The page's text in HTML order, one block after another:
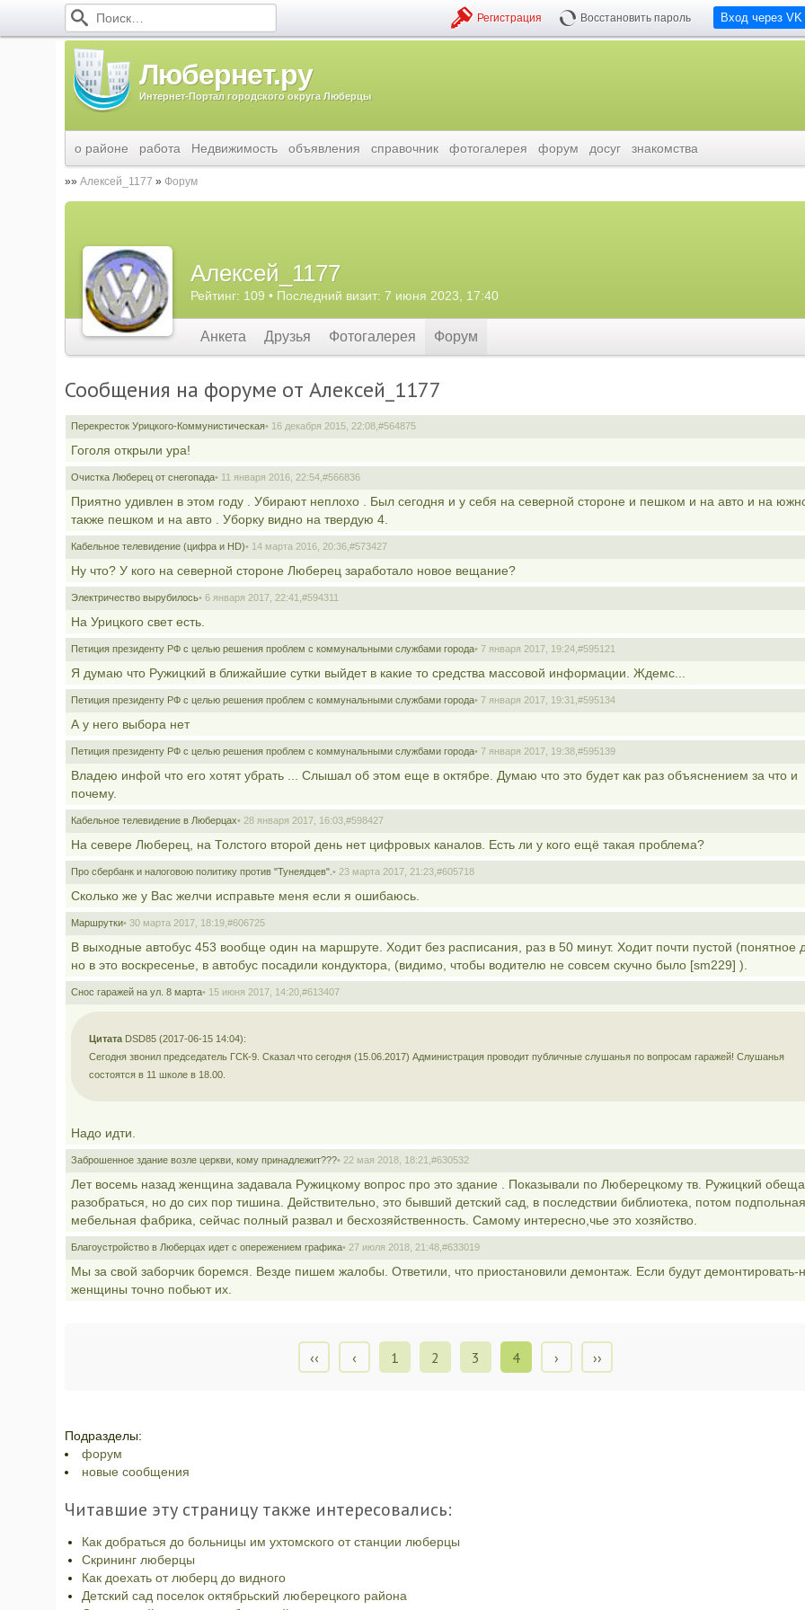
Вход через VK
Регистрация Восстановить пароль
Любернет.ру
Интернет-Портал городского округа Люберцы
о районе работа Недвижимость объявления справочник фотогалерея форум досуг знакомства
Алексей_1177 Форум
Алексей_1177
Рейтинг: 109 • Последний визит: 7 июня 2023, 17:40
Анкета Друзья Фотогалерея Форум
Сообщения на форуме от Алексей_1177
Перекресток Урицкого-Коммунистическая• 16 декабря 2015, 22:08, #564875
Гоголя открыли ура!
Очистка Люберец от снегопада• 11 января 2016, 22:54, #566836
Приятно удивлен в этом году . Убирают неплохо . Был сегодня и у себя на северной стороне и пешком и на авто и на
также пешком и на авто . Уборку видно на твердую 4.
Кабельное телевидение (цифра и HD)• 14 марта 2016, 20:36, #573427
Ну что? У кого на северной стороне Люберец заработало новое вещание?
Электричество вырубилось• 6 января 2017, 22:41, #594311
На Урицкого свет есть.
Петиция президенту РФ с целью решения проблем с коммунальными службами города• 7 января 2017, 19:24, #595121
Я думаю что Ружицкий в ближайшие сутки выйдет в какие то средства массовой информации. Ждемс...
Петиция президенту РФ с целью решения проблем с коммунальными службами города• 7 января 2017, 19:31, #595134
А у него выбора нет
Петиция президенту РФ с целью решения проблем с коммунальными службами города• 7 января 2017, 19:38, #595139
Владею инфой что его хотят убрать ... Слышал об этом еще в октябре. Думаю что это будет как раз объяснением за что и
почему.
Кабельное телевидение в Люберцах• 28 января 2017, 16:03, #598427
На севере Люберец, на Толстого второй день нет цифровых каналов. Есть ли у кого ещё такая проблема?
Про сбербанк и налоговою политику против "Тунеядцев". • 23 марта 2017, 21:23, #605718
Сколько же у Вас желчи исправьте меня если я ошибаюсь.
Маршрутки• 30 марта 2017, 18:19, #606725
В выходные автобус 453 вообще один на маршруте. Ходит без расписания, раз в 50 минут. Ходит почти пустой (понятное
но в это воскресенье, в автобус посадили кондуктора, (видимо, чтобы водителю не совсем скучно было [sm229] ).
Снос гаражей на ул. 8 марта• 15 июня 2017, 14:20, #613407
Цитата DSD85 (2017-06-15 14:04):
Сегодня звонил председатель ГСК-9. Сказал что сегодня (15.06.2017) Администрация проводит публичные слушанья по вопросам гаражей! Слушанья
состоятся в 11 школе в 18.00.
Надо идти.
Заброшенное здание возле церкви, кому принадлежит???• 22 мая 2018, 18:21, #630532
Лет восемь назад женщина задавала Ружицкому вопрос про это здание . Показывали по Люберецкому тв. Ружицкий
разобраться, но до сих пор тишина. Действительно, это бывший детский сад, в последствии библиотека, потом подпольная
мебельная фабрика, сейчас полный развал и бесхозяйственность. Самому интересно,чье это хозяйство.
Благоустройство в Люберцах идет с опережением графика• 27 июля 2018, 21:48, #633019
Мы за свой заборчик боремся. Везде пишем жалобы. Ответили, что приостановили демонтаж. Если будут демонтировать-
женщины точно побьют их.
‹‹ ‹ 1 2 3 4 › ››
Подразделы:
форум
новые сообщения
Читавшие эту страницу также интересовались:
Как добраться до больницы им ухтомского от станции люберцы
Скрининг люберцы
Как доехать от люберц до видного
Детский сад поселок октябрьский люберецкого района